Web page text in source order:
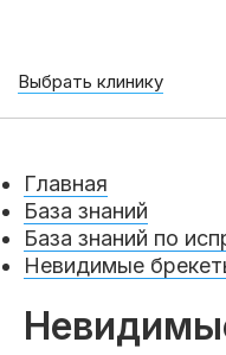
8 495 587 09 09
Выбрать клинику
Главная
База знаний
База знаний по
Невидимые